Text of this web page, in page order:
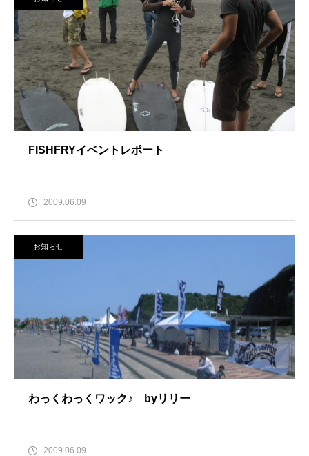
FISHFRYイベントレポート
2009.06.09
お知らせ
わっくわっくワック♪ byリリー
2009.06.09